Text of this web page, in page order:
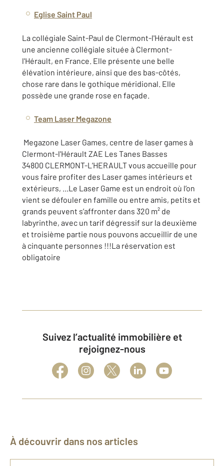
Eglise Saint Paul
La collégiale Saint-Paul de Clermont-l'Hérault est
une ancienne collégiale située à Clermont-
l'Hérault, en France. Elle présente une belle
élévation intérieure, ainsi que des bas-côtés,
chose rare dans le gothique méridional. Elle
possède une grande rose en façade.
Team Laser Megazone
Megazone Laser Games, centre de laser games à
Clermont-l'Hérault ZAE Les Tanes Basses
34800 CLERMONT-L’HERAULT vous accueille pour
vous faire profiter des Laser games intérieurs et
extérieurs, ...Le Laser Game est un endroit où l’on
vient se défouler en famille ou entre amis, petits et
grands peuvent s’affronter dans 320 m² de
labyrinthe, avec un tarif dégressif sur la deuxième
et troisième partie nous pouvons accueillir de une
à cinquante personnes !!!La réservation est
obligatoire
Suivez l’actualité immobilière et
rejoignez-nous
À découvrir dans nos articles